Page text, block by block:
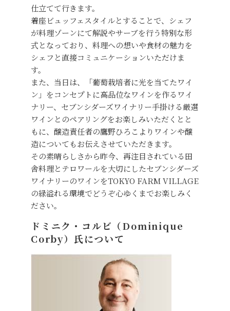
仕立てて行きます。
着座ビュッフェスタイルとすることで、シェフ
が料理ゾーンにて解説やサーブを行う特別な形
式となっており、料理への想いや食材の魅力を
シェフと直接コミュニケーションいただけま
す。
また、当日は、「葡萄栽培者に光を当てたワイ
ン」をコンセプトに高品位なワインを作るワイ
ナリー、セブンシダーズワイナリー手掛ける厳選
ワインとのペアリングをお楽しみいただくとと
もに、醸造責任者の鷹野ひろこよりワインや醸
造についてもお伝えさせていただきます。
その素晴らしさから昨今、再注目されている田
舎料理とテロワールを大切にしたセブンシダーズ
ワイナリーのワインをTOKYO FARM VILLAGE
の緑溢れる環境でどうぞ心ゆくまでお楽しみく
ださい。
ドミニク・コルビ（Dominique
Corby）氏について